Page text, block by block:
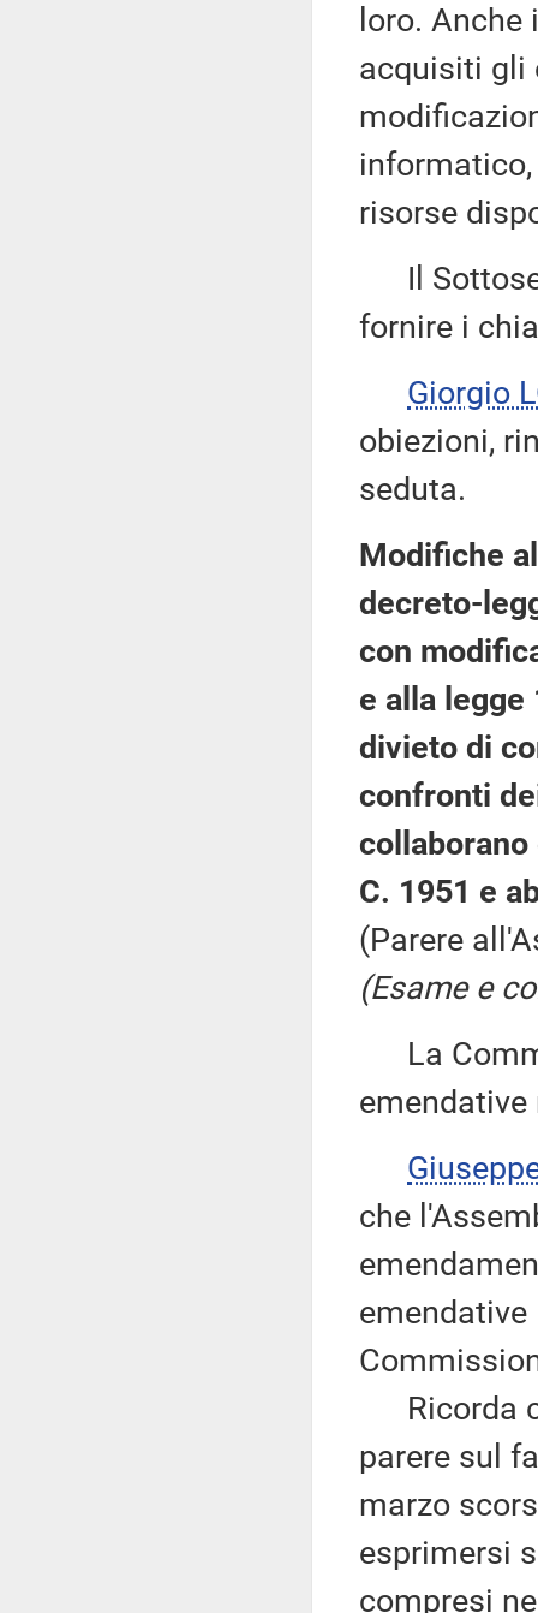
loro.
acquisiti gli
risorse
Il
fornire i
Giorgio
obiezioni,
seduta.
Modifiche
decreto-
con
e alla legge
divieto di
confronti
C. 1951 e
(Parere
(Esame e
La
che
emendative
Ricorda
parere sul
marzo
esprimersi
compresi